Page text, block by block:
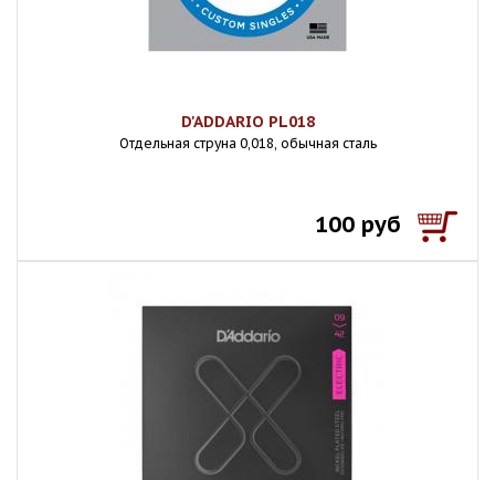
D'ADDARIO PL018
Отдельная струна 0,018, обычная сталь
100 руб